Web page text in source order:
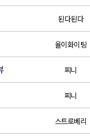
된다된다
율이화이팅
찌니
찌니
스트로베리